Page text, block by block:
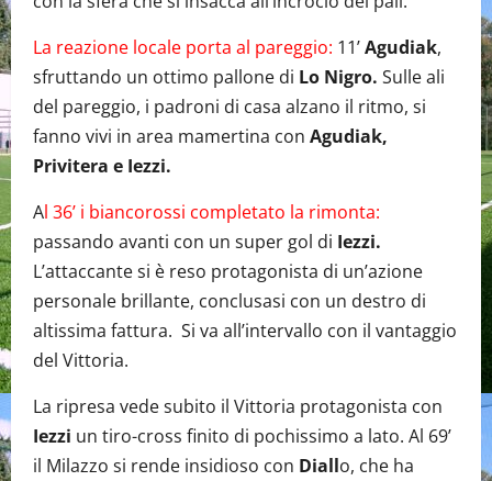
La reazione locale porta al pareggio: 11’Agudiak,
sfruttando un ottimo pallone di Lo Nigro. Sulle ali
del pareggio, i padroni di casa alzano il ritmo, si
fanno vivi in area mamertina con Agudiak,
Privitera e Iezzi.
Al 36’ i biancorossi completato la rimonta:
passando avanti con un super gol di Iezzi.
L’attaccante si è reso protagonista di un’azione
personale brillante, conclusasi con un destro di
altissima fattura. Si va all’intervallo con il vantaggio
del Vittoria.
La ripresa vede subito il Vittoria protagonista con
Iezzi un tiro-cross finito di pochissimo a lato. Al 69’
il Milazzo si rende insidioso con Diallo, che ha